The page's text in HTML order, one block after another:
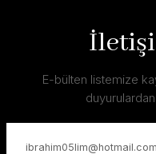
E-bülten listemize